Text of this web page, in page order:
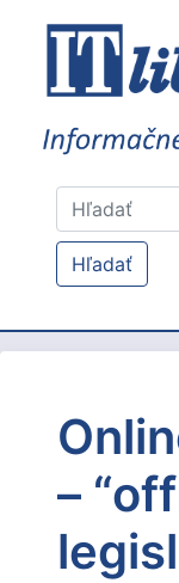
Hľadať
–